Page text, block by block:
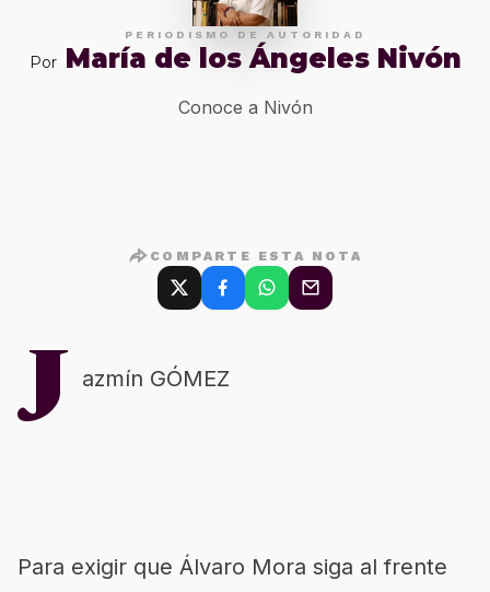
PERIODISMO DE AUTORIDAD
Por María de los Ángeles Nivón
Conoce a Nivón
COMPARTE ESTA NOTA
J azmín GÓMEZ
Para exigir que Álvaro Mora siga al frente